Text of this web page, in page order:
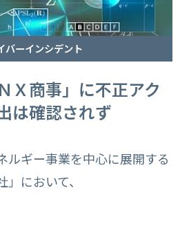
バーインシデント
Ｘ商事」に不正アク
確認されず
ルギー事業を中心に展開する
」において、